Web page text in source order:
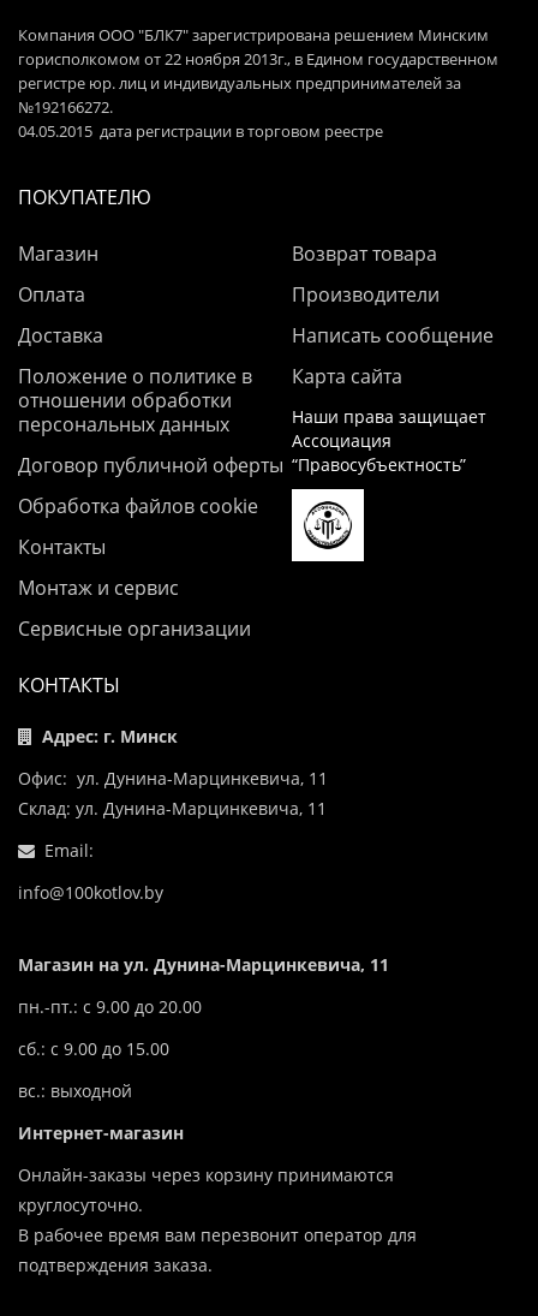
Компания ООО "БЛК7" зарегистрирована решением Минским
горисполкомом от 22 ноября 2013г., в Едином государственном
регистре юр. лиц и индивидуальных предпринимателей за
№192166272.
04.05.2015 дата регистрации в торговом реестре
ПОКУПАТЕЛЮ
Магазин
Оплата
Доставка
Положение о политике в
отношении обработки
персональных данных
Договор публичной оферты
Обработка файлов cookie
Контакты
Монтаж и сервис
Сервисные организации
Возврат товара
Производители
Написать сообщение
Карта сайта
Наши права защищает
Ассоциация
“Правосубъектность”
КОНТАКТЫ
Адрес: г. Минск
Офис: ул. Дунина-Марцинкевича, 11
Склад: ул. Дунина-Марцинкевича, 11
Email:
info@100kotlov.by
Магазин на ул. Дунина-Марцинкевича, 11
пн.-пт.: с 9.00 до 20.00
сб.: с 9.00 до 15.00
вс.: выходной
Интернет-магазин
Онлайн-заказы через корзину принимаются
круглосуточно.
В рабочее время вам перезвонит оператор для
подтверждения заказа.